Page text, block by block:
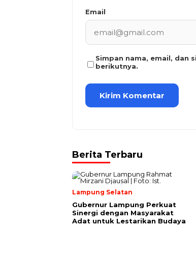
Email
Simpan nama, email, dan
berikutnya.
Berita Terbaru
Lampung Selatan
Gubernur Lampung Perkuat
Sinergi dengan Masyarakat
Adat untuk Lestarikan Budaya